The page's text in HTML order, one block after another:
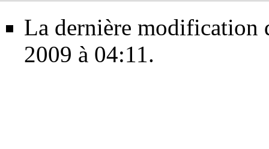
La dernière modification
2009 à 04:11.